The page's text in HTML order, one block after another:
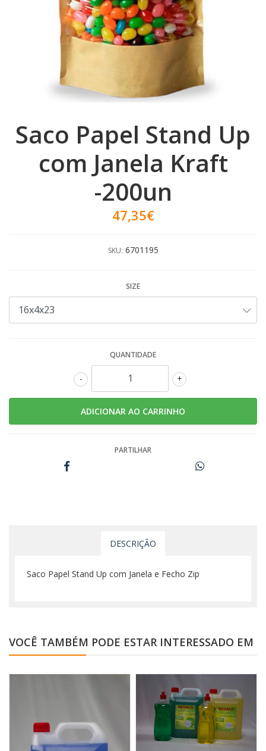
Saco Papel Stand Up
com Janela Kraft
-200un
47,35€
SKU: 6701195
SIZE
QUANTIDADE
+
-
PARTILHAR
DESCRIÇÃO
Saco Papel Stand Up com Janela e Fecho Zip
VOCÊ TAMBÉM PODE ESTAR INTERESSADO EM